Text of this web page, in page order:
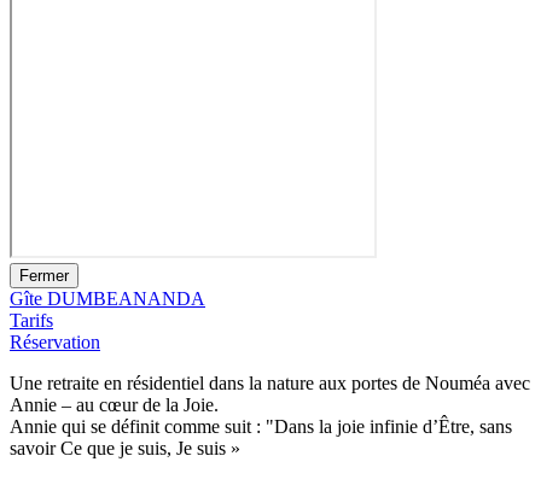
Fermer
Gîte DUMBEANANDA
Tarifs
Réservation
Une retraite en résidentiel dans la nature aux portes de Nouméa avec
Annie – au cœur de la Joie.
Annie qui se définit comme suit : "Dans la joie infinie d’Être, sans
savoir Ce que je suis, Je suis »